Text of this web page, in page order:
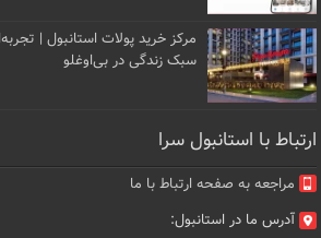
مرکز خرید پولات استانبول |
سبک زندگی در بی‌اوغلو
ارتباط با استانبول سرا
مراجعه به صفحه ارتباط با ما
آدرس ما در استانبول: